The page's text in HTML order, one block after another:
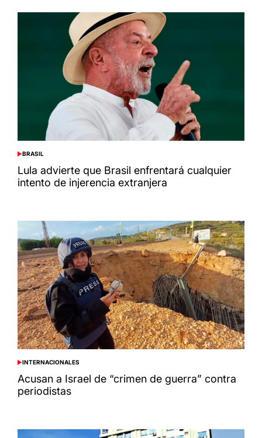
POSTED
IN
BRASIL
Lula advierte que Brasil enfrentará cualquier
intento de injerencia extranjera
POSTED
IN
INTERNACIONALES
Acusan a Israel de “crimen de guerra” contra
periodistas